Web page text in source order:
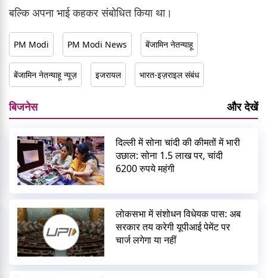
बल्कि अपना भाई कहकर संबोधित किया था।
PM Modi PM Modi News बेंजामिन नेतन्याहू
बेंजामिन नेतन्याहू न्यूज़ इजरायल भारत-इज़राइल संबंध
बिजनेस और देखें
दिल्ली में सोना चांदी की कीमतों में भारी
उछाल: सोना 1.5 लाख पर, चांदी
6200 रुपये महंगी
लोकसभा में संशोधन विधेयक पास: अब
सरकार तय करेगी यूपीआई पेमेंट पर
चार्ज लगेगा या नहीं